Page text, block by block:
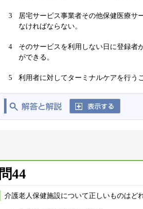
3
居宅サービス事業者その他保健医療サ
なければならない。
4
そのサービスを利用しない日に登録者
ができる。
5 利用者に対してターミナルケアを行う
問44
介護老人保健施設について正しいものはど